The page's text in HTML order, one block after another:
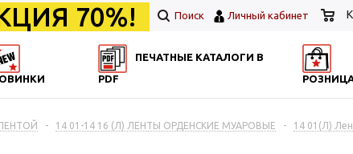
70%! Поиск Личный кабинет
ПЕЧАТНЫЕ КАТАЛОГИ В
PDF
- 14 01-14 16 (Л) ЛЕНТЫ ОРДЕНСКИЕ МУАРОВЫЕ - 14 01(Л)